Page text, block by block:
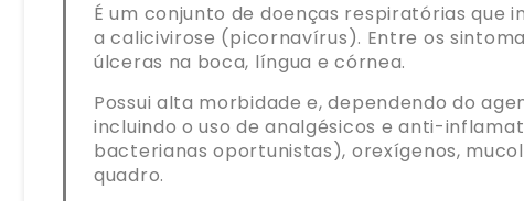
É um conjunto de doenças respiratórias
a calicivirose (picornavírus). Entre os
úlceras na boca, língua e córnea.
Possui alta morbidade e, dependendo do
incluindo o uso de analgésicos e anti-
bacterianas oportunistas), orexígenos,
quadro.